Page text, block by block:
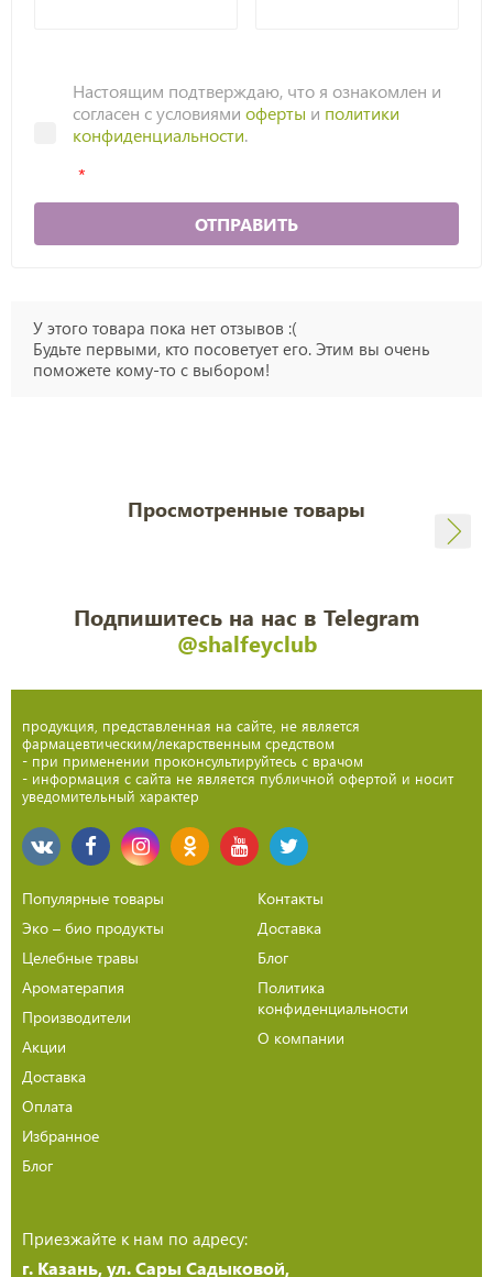
Настоящим подтверждаю, что я ознакомлен и
согласен с условиями оферты и политики
конфиденциальности.
ОТПРАВИТЬ
У этого товара пока нет отзывов :(
Будьте первыми, кто посоветует его. Этим вы очень
поможете кому-то с выбором!
Просмотренные товары
Подпишитесь на нас в Telegram
@shalfeyclub
продукция, представленная на сайте, не является
фармацевтическим/лекарственным средством
- при применении проконсультируйтесь с врачом
- информация с сайта не является публичной офертой и носит
уведомительный характер
Популярные товары
Эко – био продукты
Целебные травы
Ароматерапия
Производители
Акции
Доставка
Оплата
Избранное
Блог
Контакты
Доставка
Блог
Политика
конфиденциальности
О компании
Приезжайте к нам по адресу:
г. Казань, ул. Сары Садыковой,